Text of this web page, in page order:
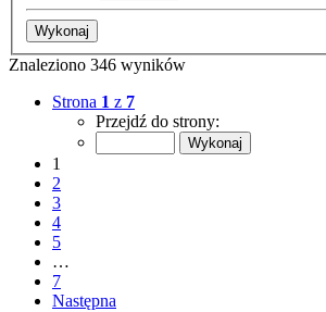
Znaleziono 346 wyników
Strona 1 z 7
Przejdź do strony:
1
2
3
4
5
…
7
Następna